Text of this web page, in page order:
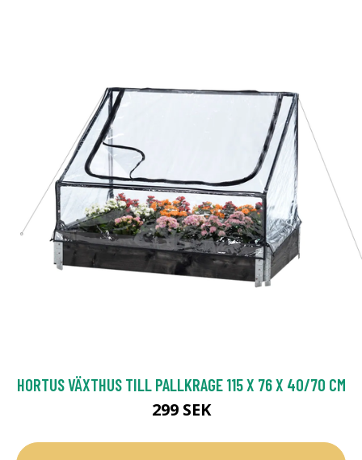
HORTUS VÄXTHUS TILL PALLKRAGE 115 X 76 X 40/70 CM
299 SEK